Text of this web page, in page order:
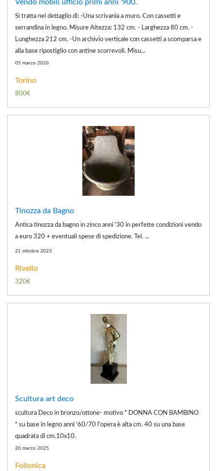
Vendo mobili ufficio primi anni '900.
Si tratta nel dettaglio di: -Una scrivania a muro. Con cassetti e
serrandina in legno. Misure Altezza: 132 cm. - Larghezza 80 cm. -
Lunghezza 212 cm. -Un archivio verticale con cassetti a scomparsa e
alla base ripostiglio con antine scorrevoli. Misu...
05 marzo 2026
Torino
800€
Tinozza da Bagno
Antica tinozza da bagno in zinco anni '30 in perfette condizioni vendo
a euro 320 + eventuali spese di spedizione. Tel. ...
21 ottobre 2023
Rivello
320€
Scultura art deco
scultura Deco in bronzo/ottone- motivo " DONNA CON BAMBINO
" su base in legno anni '60/70 l'opera è alta cm. 40 su una base
quadrata di cm.10x10.
20 marzo 2025
Follonica